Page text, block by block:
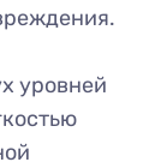
уровней